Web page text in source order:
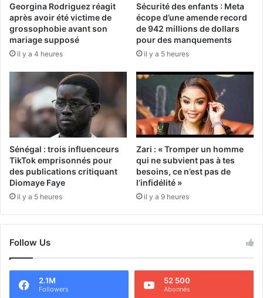
Georgina Rodriguez réagit
après avoir été victime de
grossophobie avant son
mariage supposé
il y a 4 heures
Sécurité des enfants : Meta
écope d’une amende record
de 942 millions de dollars
pour des manquements
il y a 5 heures
Sénégal : trois influenceurs
TikTok emprisonnés pour
des publications critiquant
Diomaye Faye
il y a 5 heures
Zari : « Tromper un homme
qui ne subvient pas à tes
besoins, ce n’est pas de
l’infidélité »
il y a 9 heures
Follow Us
2.1M
Followers
52 500
Abonnés